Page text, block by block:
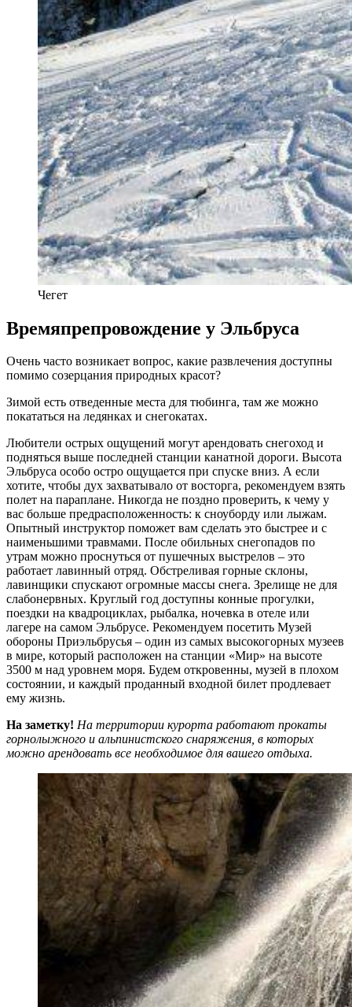
Чегет
Времяпрепровождение у Эльбруса
Очень часто возникает вопрос, какие развлечения доступны
помимо созерцания природных красот?
Зимой есть отведенные места для тюбинга, там же можно
покататься на ледянках и снегокатах.
Любители острых ощущений могут арендовать снегоход и
подняться выше последней станции канатной дороги. Высота
Эльбруса особо остро ощущается при спуске вниз. А если
хотите, чтобы дух захватывало от восторга, рекомендуем взять
полет на параплане. Никогда не поздно проверить, к чему у
вас больше предрасположенность: к сноуборду или лыжам.
Опытный инструктор поможет вам сделать это быстрее и с
наименьшими травмами. После обильных снегопадов по
утрам можно проснуться от пушечных выстрелов – это
работает лавинный отряд. Обстреливая горные склоны,
лавинщики спускают огромные массы снега. Зрелище не для
слабонервных. Круглый год доступны конные прогулки,
поездки на квадроциклах, рыбалка, ночевка в отеле или
лагере на самом Эльбрусе. Рекомендуем посетить Музей
обороны Приэльбрусья – один из самых высокогорных музеев
в мире, который расположен на станции «Мир» на высоте
3500 м над уровнем моря. Будем откровенны, музей в плохом
состоянии, и каждый проданный входной билет продлевает
ему жизнь.
На заметку! На территории курорта работают прокаты
горнолыжного и альпинистского снаряжения, в которых
можно арендовать все необходимое для вашего отдыха.